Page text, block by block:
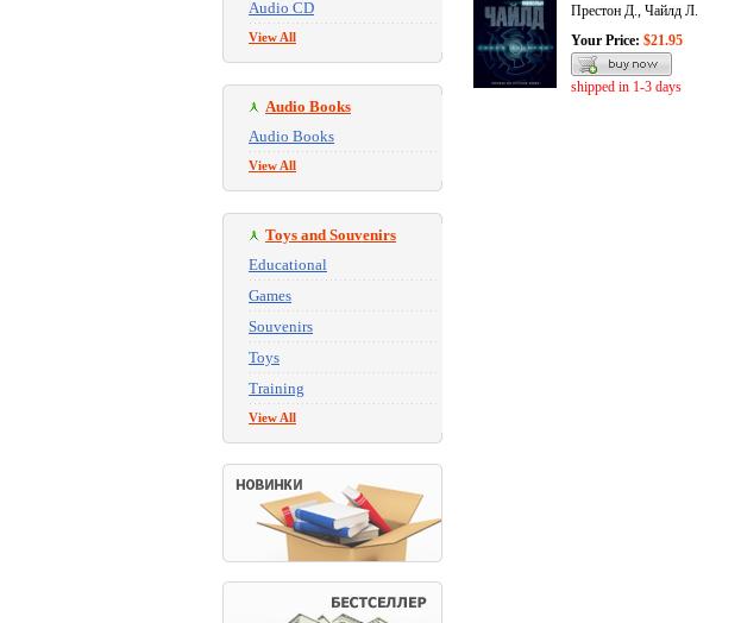
Audio CD
View All
Audio Books
Audio Books
View All
Toys and Souvenirs
Educational
Games
Souvenirs
Toys
Training
View All
Престон Д., Чайлд Л.
Your Price: $21.95
shipped in 1-3 days